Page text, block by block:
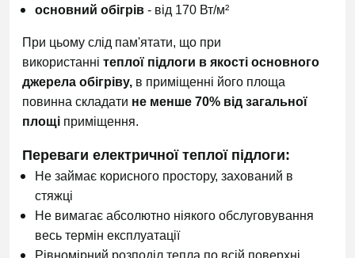
основний обігрів - від 170 Вт/м²
При цьому слід пам'ятати, що при
використанні теплої підлоги в якості основного
джерела обігріву, в приміщенні його площа
повинна складати не менше 70% від загальної
площі приміщення.
Переваги електричної теплої підлоги:
Не займає корисного простору, захований в
стяжці
Не вимагає абсолютно ніякого обслуговування
весь термін експлуатації
Рівномірний розподіл тепла по всій поверхні